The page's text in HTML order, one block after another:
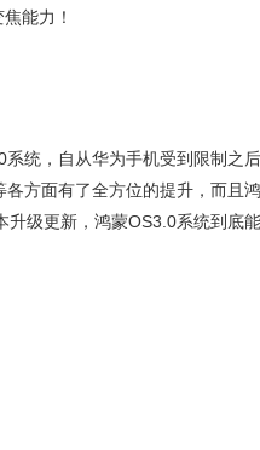
能力！
统，自从华为手机受到限制之
方面有了全方位的提升，而且
级更新，鸿蒙OS3.0系统到底